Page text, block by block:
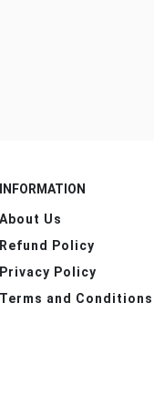
INFORMATION
About Us
Refund Policy
Privacy Policy
Terms and Conditions